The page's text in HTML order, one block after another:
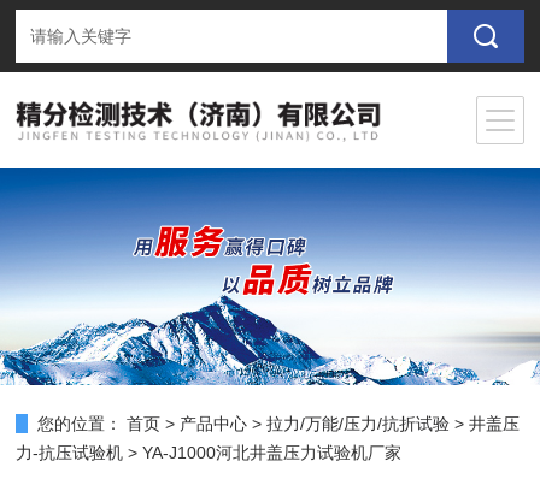
您的位置： 首页 > 产品中心 >拉力/万能/压力/抗折试验 >井盖压
力-抗压试验机 > YA-J1000河北井盖压力试验机厂家